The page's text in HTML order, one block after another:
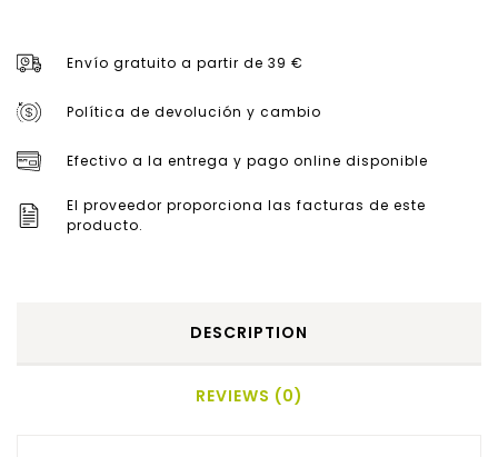
Envío gratuito a partir de 39 €
Política de devolución y cambio
Efectivo a la entrega y pago online disponible
El proveedor proporciona las facturas de este
producto.
DESCRIPTION
REVIEWS (0)